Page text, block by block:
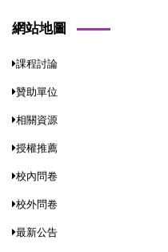
網站地圖
課程討論
贊助單位
相關資源
授權推薦
校內問卷
校外問卷
最新公告